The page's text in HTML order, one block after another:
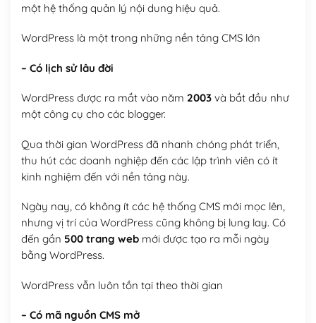
một hệ thống quản lý nội dung hiệu quả.
WordPress là một trong những nền tảng CMS lớn
– Có lịch sử lâu đời
WordPress được ra mắt vào năm 2003và bắt đầu như
một công cụ cho các blogger.
Qua thời gian WordPress đã nhanh chóng phát triển,
thu hút các doanh nghiệp đến các lập trình viên có ít
kinh nghiệm đến với nền tảng này.
Ngày nay, có không ít các hệ thống CMS mới mọc lên,
nhưng vị trí của WordPress cũng không bị lung lay. Có
đến gần 500 trang webmới được tạo ra mỗi ngày
bằng WordPress.
WordPress vẫn luôn tồn tại theo thời gian
– Có mã nguồn CMS mở